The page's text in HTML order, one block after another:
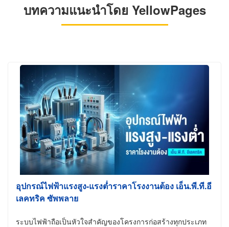
บทความแนะนำโดย YellowPages
อุปกรณ์ไฟฟ้าแรงสูง-แรงต่ำราคาโรงงานต้อง เอ็น.พี.ที.อี
เลคทริค ซัพพลาย
ระบบไฟฟ้าถือเป็นหัวใจสำคัญของโครงการก่อสร้างทุกประเภท